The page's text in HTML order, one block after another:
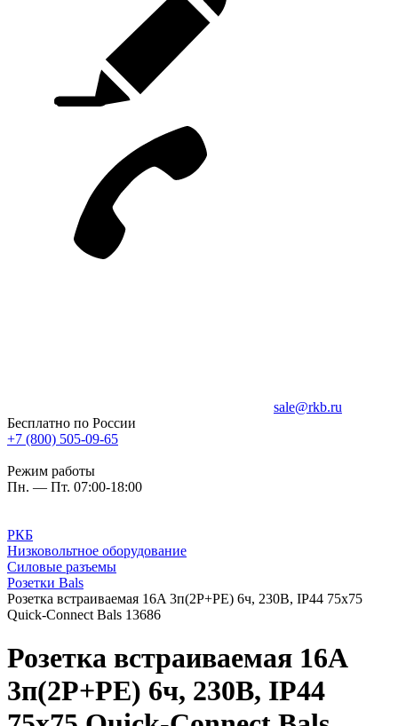
sale@rkb.ru
Бесплатно по России
+7 (800) 505-09-65
Режим работы
Пн. — Пт. 07:00-18:00
РКБ
Низковольтное оборудование
Силовые разъемы
Розетки Bals
Розетка встраиваемая 16A 3п(2P+PE) 6ч, 230В, IP44 75x75
Quick-Connect Bals 13686
Розетка встраиваемая 16A
3п(2P+PE) 6ч, 230В, IP44